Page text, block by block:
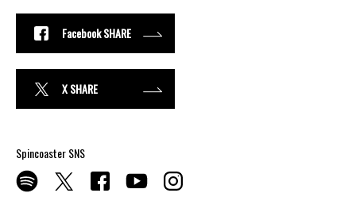
Facebook SHARE
X SHARE
Spincoaster SNS